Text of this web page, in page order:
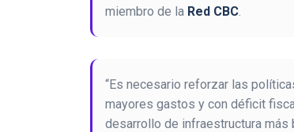
miembro de la Red CBC.
“Es necesario reforzar las
mayores gastos y con déficit
desarrollo de infraestructura más